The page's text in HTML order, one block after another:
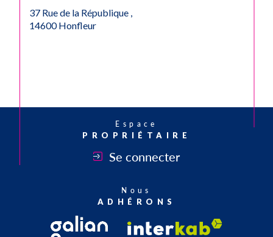
37 Rue de la République ,
14600 Honfleur
Espace
PROPRIÉTAIRE
Se connecter
Nous
ADHÉRONS